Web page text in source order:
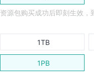
资源包购买成功后即刻生效，
1TB
1PB